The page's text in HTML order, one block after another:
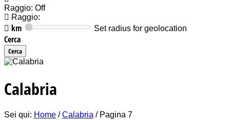
Raggio: Off
Raggio:
km Set radius for geolocation
Cerca
Calabria
Sei qui: Home / Calabria / Pagina 7